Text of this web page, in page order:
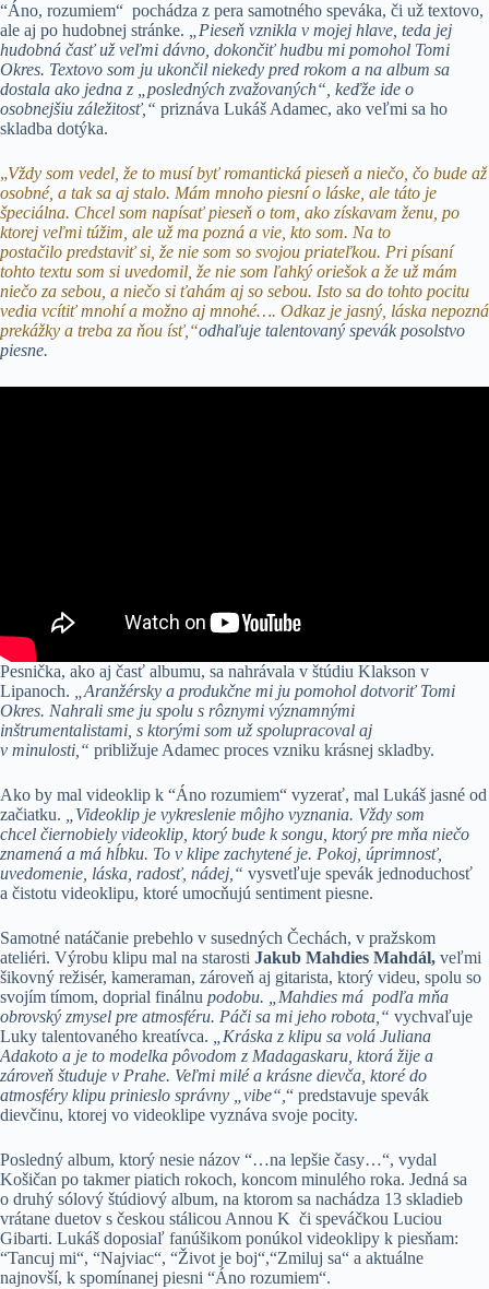
“Áno, rozumiem“ pochádza z pera samotného speváka, či už textovo,
ale aj po hudobnej stránke.
Pieseň vznikla v mojej hlave, teda jej
hudobná časť už veľmi dávno, dokončiť hudbu mi pomohol Tomi
Okres. Textovo som ju ukončil niekedy pred rokom a na album sa
dostala ako jedna z „posledných zvažovaných“, keďže ide o
osobnejšiu záležitosť,“ priznáva Lukáš Adamec, ako veľmi sa ho
skladba dotýka.
„Vždy som vedel, že to musí byť romantická pieseň a niečo, čo bude až
osobné, a tak sa aj stalo. Mám mnoho piesní o láske, ale táto je
špeciálna. Chcel som napísať pieseň o tom, ako získavam ženu, po
ktorej veľmi túžim, ale už ma pozná a vie, kto som. Na to
postačilo predstaviť si, že nie som so svojou priateľkou. Pri písaní
tohto textu som si uvedomil, že nie som ľahký oriešok a že už mám
niečo za sebou, a niečo si ťahám aj so sebou. Isto sa do tohto pocitu
vedia vcítiť mnohí a možno aj mnohé…. Odkaz je jasný, láska nepozná
prekážky a treba za ňou ísť,“odhaľuje talentovaný spevák posolstvo
piesne.
Pesnička, ako aj časť albumu, sa nahrávala v štúdiu Klakson v
Lipanoch.
„Aranžérsky a produkčne mi ju pomohol dotvoriť Tomi
Okres. Nahrali sme ju spolu s rôznymi významnými
inštrumentalistami, s ktorými som už spolupracoval aj
v minulosti,“ približuje Adamec proces vzniku krásnej skladby.
Ako by mal videoklip k “Áno rozumiem“ vyzerať, mal Lukáš jasné od
začiatku.
Videoklip je vykreslenie môjho vyznania. Vždy som
chcel čiernobiely videoklip, ktorý bude k songu, ktorý pre mňa niečo
znamená a má hĺbku. To v klipe zachytené je. Pokoj, úprimnosť,
uvedomenie, láska, radosť, nádej,“ vysvetľuje spevák jednoduchosť
a čistotu videoklipu, ktoré umocňujú sentiment piesne.
Samotné natáčanie prebehlo v susedných Čechách, v pražskom
ateliéri. Výrobu klipu mal na starosti Jakub Mahdies Mahdál, veľmi
šikovný režisér, kameraman, zároveň aj gitarista, ktorý videu, spolu so
svojím tímom, doprial finálnu podobu. „Mahdies má podľa mňa
obrovský zmysel pre atmosféru. Páči sa mi jeho robota,“ vychvaľuje
Luky talentovaného kreatívca.
„Kráska z klipu sa volá Juliana
Adakoto a je to modelka pôvodom z Madagaskaru, ktorá žije a
zároveň študuje v Prahe. Veľmi milé a krásne dievča, ktoré do
atmosféry klipu prinieslo správny „vibe“, “ predstavuje spevák
dievčinu, ktorej vo videoklipe vyznáva svoje pocity.
Posledný album, ktorý nesie názov “…na lepšie časy…“, vydal
Košičan po takmer piatich rokoch, koncom minulého roka. Jedná sa
o druhý sólový štúdiový album, na ktorom sa nachádza 13 skladieb
vrátane duetov s českou stálicou Annou K či speváčkou Luciou
Gibarti. Lukáš doposiaľ fanúšikom ponúkol videoklipy k piesňam:
“Tancuj mi“, “Najviac“, “Život je boj“,“Zmiluj sa“ a aktuálne
najnovší, k spomínanej piesni “Áno rozumiem“.